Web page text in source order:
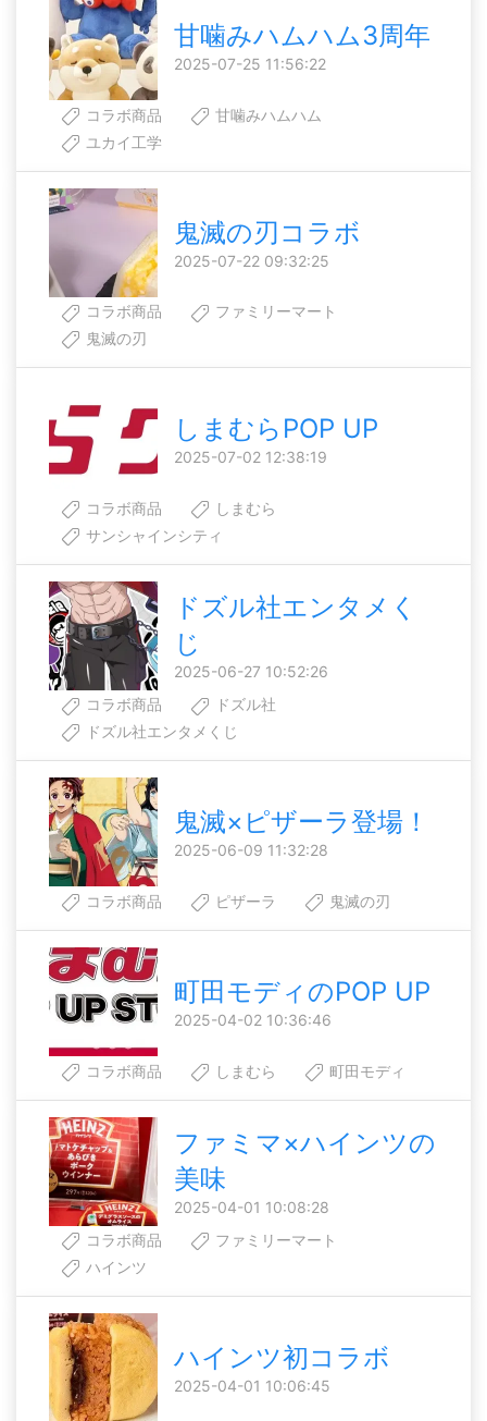
甘噛みハムハム3周年
2025-07-25 11:56:22
コラボ商品
甘噛みハムハム
ユカイ工学
鬼滅の刃コラボ
2025-07-22 09:32:25
コラボ商品
ファミリーマート
鬼滅の刃
しまむらPOP UP
2025-07-02 12:38:19
コラボ商品
しまむら
サンシャインシティ
ドズル社エンタメく
じ
2025-06-27 10:52:26
コラボ商品
ドズル社
ドズル社エンタメくじ
鬼滅×ピザーラ登場！
2025-06-09 11:32:28
コラボ商品 ピザーラ 鬼滅の刃
町田モディのPOP UP
2025-04-02 10:36:46
コラボ商品 しまむら 町田モディ
ファミマ×ハインツの
美味
2025-04-01 10:08:28
コラボ商品
ファミリーマート
ハインツ
ハインツ初コラボ
2025-04-01 10:06:45